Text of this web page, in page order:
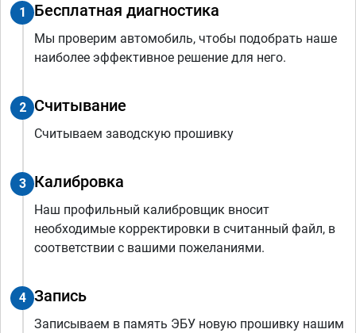
1 Бесплатная диагностика
Мы проверим автомобиль, чтобы подобрать наше
наиболее эффективное решение для него.
2 Считывание
Считываем заводскую прошивку
3 Калибровка
Наш профильный калибровщик вносит
необходимые корректировки в считанный файл, в
соответствии с вашими пожеланиями.
4 Запись
Записываем в память ЭБУ новую прошивку нашим